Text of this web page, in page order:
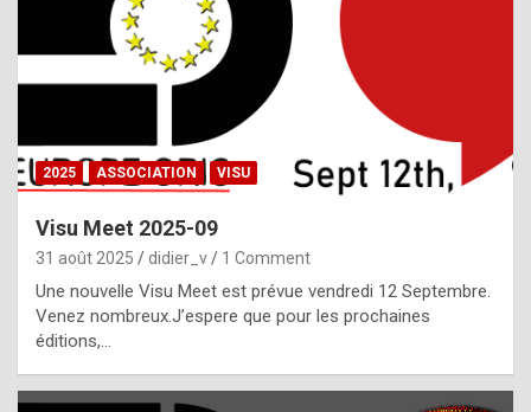
,
g
h
t
f
2025 ASSOCIATION VISU
Visu Meet 2025-09
31 août 2025 didier_v 1 Comment
Une nouvelle Visu Meet est prévue vendredi 12 Septembre.
Venez nombreux.J’espere que pour les prochaines
éditions,…